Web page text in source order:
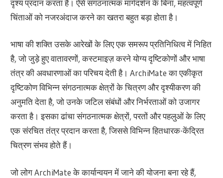
दृश्य प्रदान करता है। ऐसे संगठनात्मक मार्गदर्शन के बिना, महत्वपूर्ण
चिंताओं को नजरअंदाज करने का खतरा बहुत बड़ा होता है।
भाषा की शक्ति उसके आरेखों के लिए एक समरूप प्रतिनिधित्व में निहित
है, जो जुड़े हुए वातावरणों, कस्टमाइज़ करने योग्य दृष्टिकोणों और भाषा
तंत्र की अवधारणाओं का परिचय देती है। ArchiMate का एकीकृत
दृष्टिकोण विभिन्न संगठनात्मक क्षेत्रों के चित्रण और दृश्यीकरण की
अनुमति देता है, जो उनके जटिल संबंधों और निर्भरताओं को उजागर
करता है। इसका ढांचा संगठनात्मक क्षेत्रों, परतों और पहलुओं के लिए
एक संरचित तंत्र प्रदान करता है, जिससे विभिन्न हितधारक-केंद्रित
चित्रण संभव होते हैं।
जो लोग ArchiMate के कार्यान्वयन में जाने की योजना बना रहे हैं,